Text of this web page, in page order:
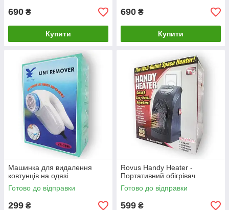
690 ₴
Купити
690 ₴
Купити
Машинка для видалення
ковтунців на одязі
Готово до відправки
299 ₴
Rovus Handy Heater -
Портативний обігрівач
Готово до відправки
599 ₴